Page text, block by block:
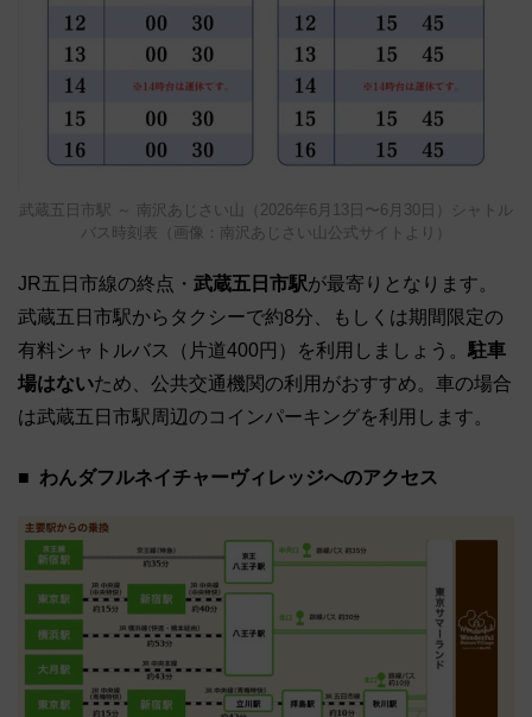
武蔵五日市駅 ～ 南沢あじさい山（2026年6月13日〜6月30日）シャトル
バス時刻表（画像：南沢あじさい山公式サイトより）
JR五日市線の終点・ 武蔵五日市駅が最寄りとなります。
武蔵五日市駅からタクシーで約8分、もしくは期間限定の
有料シャトルバス（片道400円）を利用しましょう。 駐車
場はないため、公共交通機関の利用がおすすめ。車の場合
は武蔵五日市駅周辺のコインパーキングを利用します。
わんダフルネイチャーヴィレッジへのアクセス